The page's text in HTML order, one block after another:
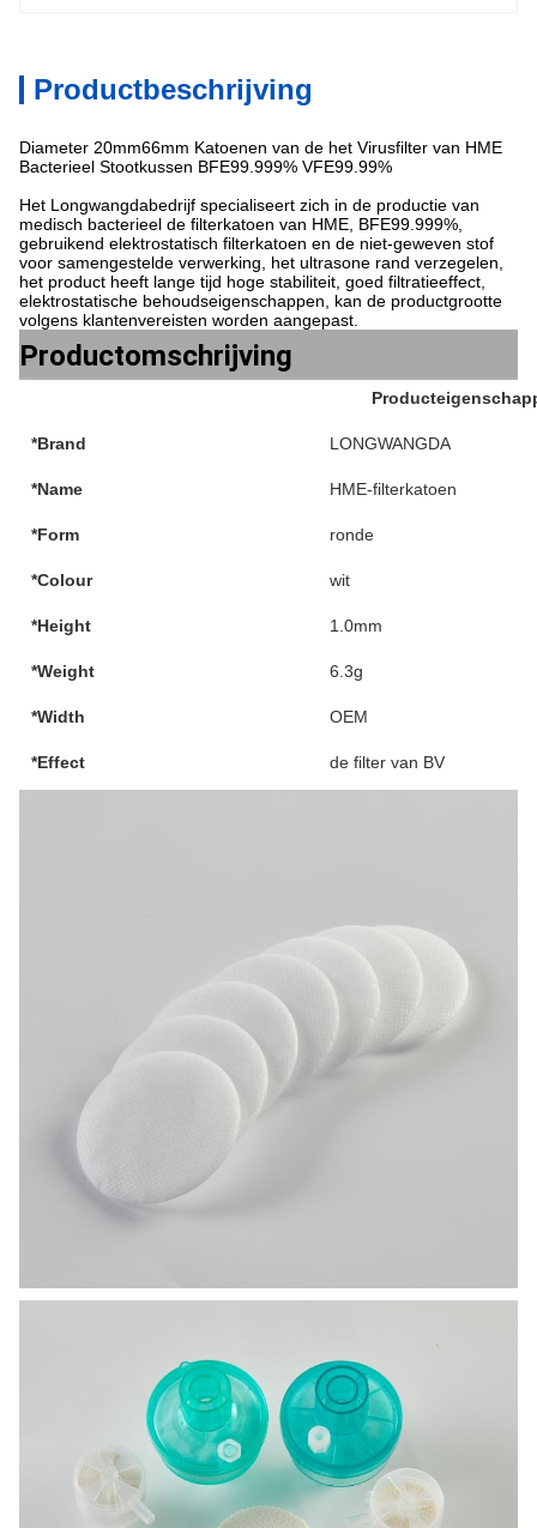
Productbeschrijving
Diameter 20mm66mm Katoenen van de het Virusfilter van HME
Bacterieel Stootkussen BFE99.999% VFE99.99%
Het Longwangdabedrijf specialiseert zich in de productie van
medisch bacterieel de filterkatoen van HME, BFE99.999%,
gebruikend elektrostatisch filterkatoen en de niet-geweven stof
voor samengestelde verwerking, het ultrasone rand verzegelen,
het product heeft lange tijd hoge stabiliteit, goed filtratieeffect,
elektrostatische behoudseigenschappen, kan de productgrootte
volgens klantenvereisten worden aangepast.
Productomschrijving
*Brand LONGWANGDA
*Name HME-filterkatoen
*Form ronde
*Colour wit
*Height 1.0mm
*Weight 6.3g
*Width OEM
*Effect de filter van BV